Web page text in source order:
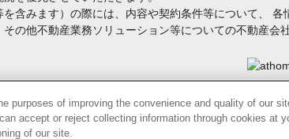
含みます）の際には、内容や契約条件等について、
の他不動産業務ソリューション等についての不動産会
る情報の無断転載を禁止します。著作権はアットホーム（株）またはその情
います。 2
purposes of improving the convenience and quality of our
accept or reject collecting information through cookies at
of our site.